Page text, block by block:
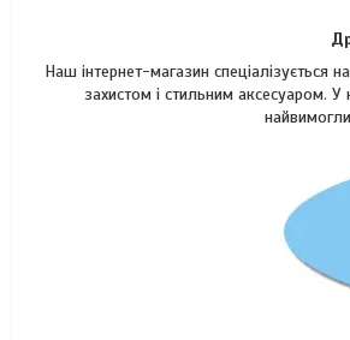
Наш інтернет-магазин спеціалізується
захистом і стильним аксесуаром. У